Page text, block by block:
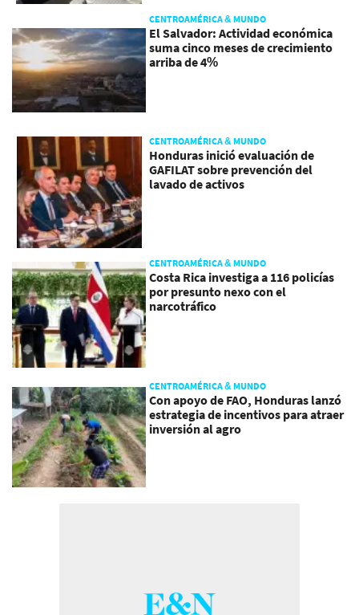
CENTROAMÉRICA & MUNDO
El Salvador: Actividad económica
suma cinco meses de crecimiento
arriba de 4%
CENTROAMÉRICA & MUNDO
Honduras inició evaluación de
GAFILAT sobre prevención del
lavado de activos
CENTROAMÉRICA & MUNDO
Costa Rica investiga a 116 policías
por presunto nexo con el
narcotráfico
CENTROAMÉRICA & MUNDO
Con apoyo de FAO, Honduras lanzó
estrategia de incentivos para atraer
inversión al agro